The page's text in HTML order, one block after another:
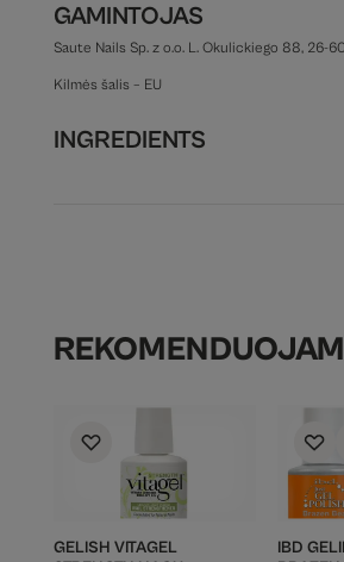
GAMINTOJAS
Saute Nails Sp. z o.o. L. Okulickiego 88, 26-
Kilmės šalis – EU
INGREDIENTS
GELISH VITAGEL
IBD